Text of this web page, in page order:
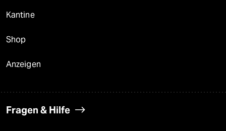
Kantine
Shop
Anzeigen
Fragen & Hilfe